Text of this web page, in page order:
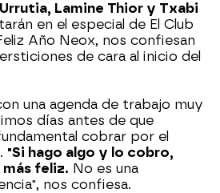
Lamine Thior y Txabi
en el especial de El Club
Año Neox, nos confiesan
de cara al inicio del
una agenda de trabajo muy
días antes de que
cobrar por el
"Si hago algo y lo cobro,
más feliz. No es una
nos confiesa.